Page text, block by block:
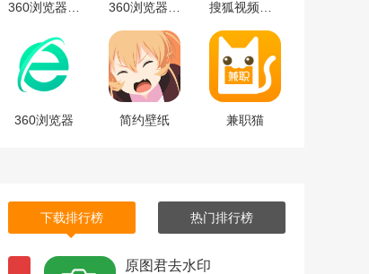
360浏览器 简约壁纸 兼职猫
下载排行榜 热门排行榜
原图君去水印